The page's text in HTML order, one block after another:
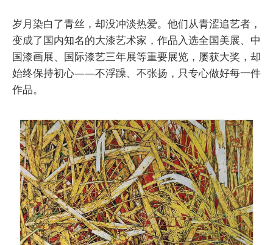
岁月染白了青丝，却没冲淡热爱。他们从青涩追艺者，
变成了国内知名的大漆艺术家，作品入选全国美展、中
国漆画展、国际漆艺三年展等重要展览，屡获大奖，却
始终保持初心——不浮躁、不张扬，只专心做好每一件
作品。